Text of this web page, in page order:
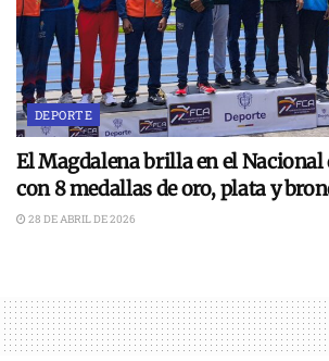
DEPORTE
El Magdalena brilla en el
con 8 medallas de oro, plata y
28 DE ABRIL DE 2026